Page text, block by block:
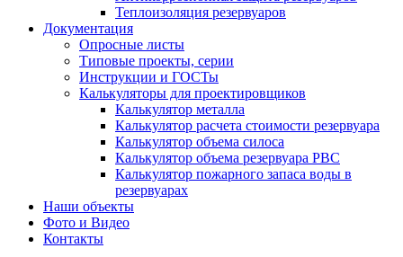
Теплоизоляция резервуаров
Документация
Опросные листы
Типовые проекты, серии
Инструкции и ГОСТы
Калькуляторы для проектировщиков
Калькулятор металла
Калькулятор расчета стоимости резервуара
Калькулятор объема силоса
Калькулятор объема резервуара РВС
Калькулятор пожарного запаса воды в
резервуарах
Наши объекты
Фото и Видео
Контакты